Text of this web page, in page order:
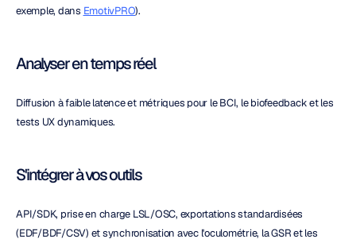
exemple, dans EmotivPRO).
Analyser en temps réel
Diffusion à faible latence et métriques pour le BCI, le biofeedback et les
tests UX dynamiques.
S'intégrer à vos outils
API/SDK, prise en charge LSL/OSC, exportations standardisées
(EDF/BDF/CSV) et synchronisation avec l'oculométrie, la GSR et les